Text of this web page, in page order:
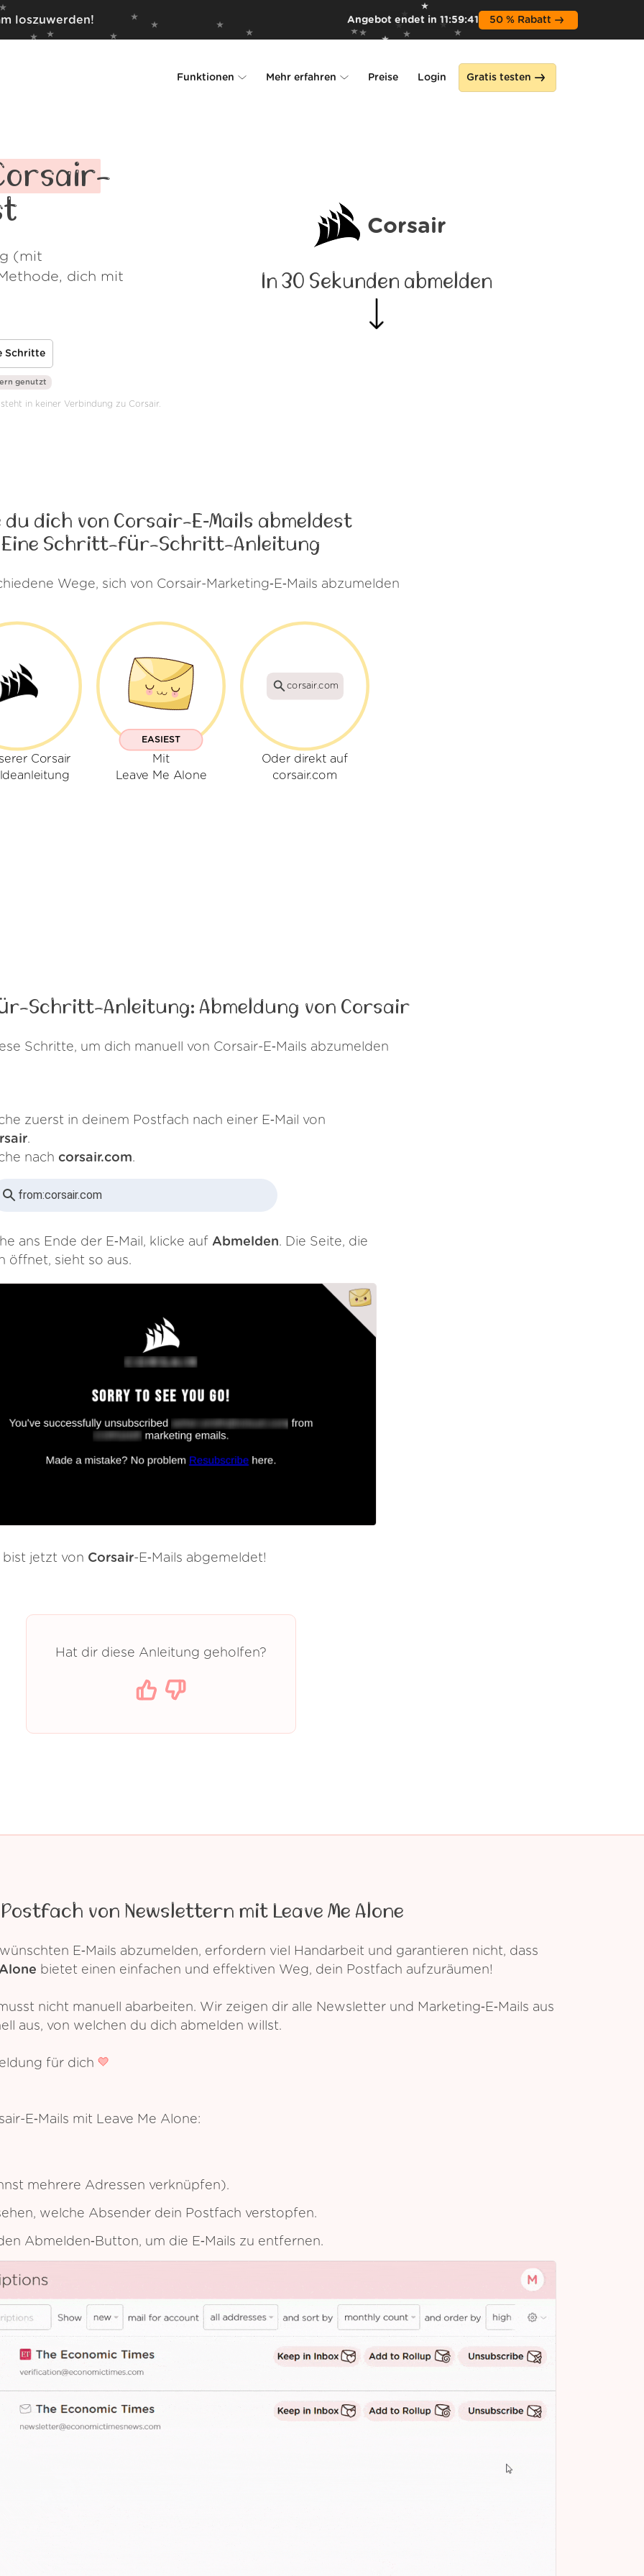
loszuwerden! Angebot endet in 11:59:39 50 % Rabatt
Funktionen Mehr erfahren
Kundenstimmen
Preise Login Gratis testen
-
(mit
dich mit
Schritte
Corsair
In 30 Sekunden abmelden
genutzt
in keiner Verbindung zu Corsair.
du dich von Corsair-E‑Mails abmeldest
Eine Schritt-für-Schritt-Anleitung
Wege, sich von Corsair-Marketing‑E‑Mails abzumelden
Corsair
EASIEST
Mit
Leave Me Alone
corsair.com
Oder direkt auf
corsair.com
Schritt-Anleitung: Abmeldung von Corsair
Schritte, um dich manuell von Corsair-E‑Mails abzumelden
zuerst in deinem Postfach nach einer E‑Mail von
.
nach corsair.com.
from:corsair.com
ans Ende der E‑Mail, klicke auf Abmelden. Die Seite, die
öffnet, sieht so aus.
bist jetzt von Corsair-E‑Mails abgemeldet!
Hat dir diese Anleitung geholfen?
von Newslettern mit Leave Me Alone
E‑Mails abzumelden, erfordern viel Handarbeit und garantieren nicht, dass
bietet einen einfachen und effektiven Weg, dein Postfach aufzuräumen!
nicht manuell abarbeiten. Wir zeigen dir alle Newsletter und Marketing‑E‑Mails aus
aus, von welchen du dich abmelden willst.
für dich
E‑Mails mit Leave Me Alone:
mehrere Adressen verknüpfen).
welche Absender dein Postfach verstopfen.
Abmelden‑Button, um die E‑Mails zu entfernen.